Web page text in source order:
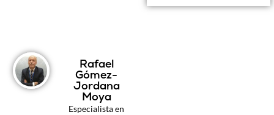
Rafael
Gómez-
Jordana
Moya
Especialista en